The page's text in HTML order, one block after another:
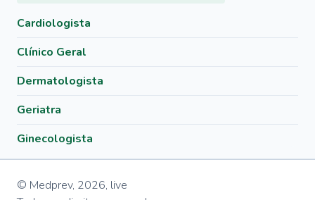
Cardiologista
Clínico Geral
Dermatologista
Geriatra
Ginecologista
© Medprev, 2026, live